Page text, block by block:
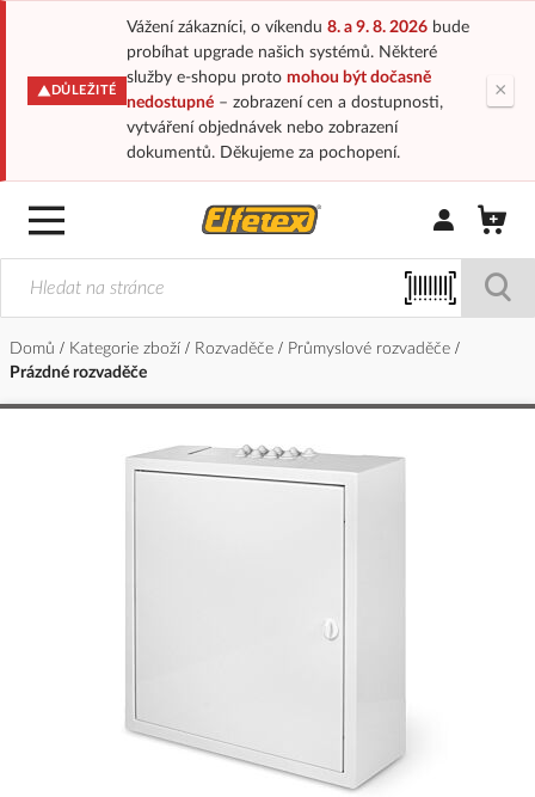
DŮLEŽITÉ
Vážení zákazníci, o víkendu 8. a 9. 8. 2026bude
probíhat upgrade našich systémů. Některé
služby e-shopu proto mohou být dočasně
nedostupné– zobrazení cen a dostupnosti,
vytváření objednávek nebo zobrazení
dokumentů. Děkujeme za pochopení.
×
Přihlásit/
Domů Kategorie zboží Rozvaděče
Průmyslové rozvaděče
Prázdné rozvaděče